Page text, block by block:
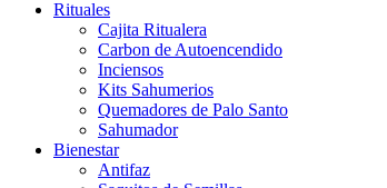
Rituales
Cajita Ritualera
Carbon de Autoencendido
Inciensos
Kits Sahumerios
Quemadores de Palo Santo
Sahumador
Bienestar
Antifaz